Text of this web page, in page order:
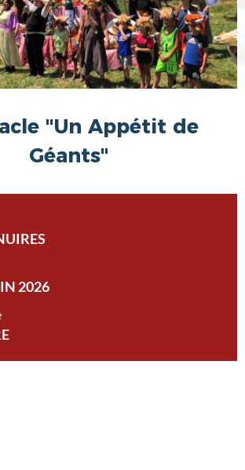
"Un Appétit de
Géants"
2026